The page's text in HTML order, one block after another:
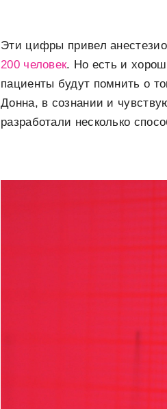
Эти цифры привел
200 человек. Но есть и
пациенты будут помнить о
Донна, в сознании и
разработали несколько